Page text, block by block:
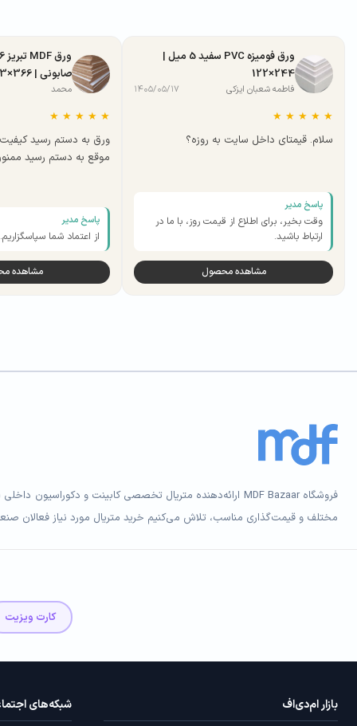
ورق فومیزه PVC سفید 5 میل |
244×122
فاطمه شعبان ایزکی ۱۴۰۵/۰۵/۱۷
★
★
★
★
★
سلام. قیمتای داخل سایت به روزه؟
پاسخ مدیر
وقت بخیر، برای اطلاع از قیمت روز، با ما در
ارتباط باشید.
مشاهده محصول
صابونی | 366×183
محمد
★
★
★
★
★
ورق به دستم رسید
موقع به دستم رسید
پاسخ مدیر
از اعتماد شما سپاسگزاریم.
مشاهده
مختلف و قیمت‌گذاری مناسب، تلاش می‌کنیم خرید متریال مورد نیاز فعالان
کارت ویزیت
بازار ام‌دی‌اف شبکه‌های